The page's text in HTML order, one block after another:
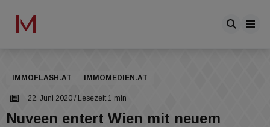
IMMOFLASH.AT IMMOMEDIEN.AT
22. Juni 2020 / Lesezeit 1 min
Nuveen entert Wien mit neuem